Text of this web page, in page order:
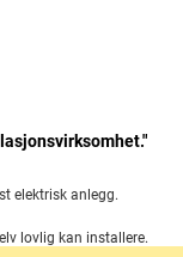
elektrisk anlegg.
lovlig kan installere.